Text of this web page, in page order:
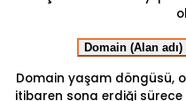
Domain (Alan
Domain yaşam döngüsü,
itibaren sona erdiği